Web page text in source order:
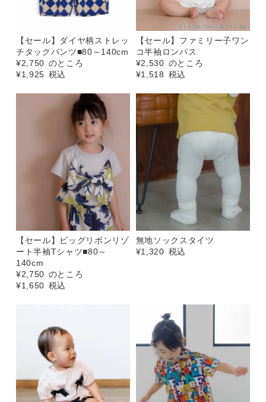
【セール】ダイヤ柄ストレッ
チタックパンツ■80～140cm
¥2,750 のところ
¥1,925 税込
【セール】ファミリー子ワン
コ半袖ロンパス
¥2,530 のところ
¥1,518 税込
【セール】ビッグリボンリゾ
ート半袖Tシャツ■80～
140cm
¥2,750 のところ
¥1,650 税込
無地ソックスタイツ
¥1,320 税込